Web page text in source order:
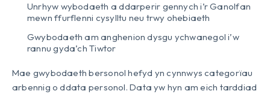
Unrhyw wybodaeth a ddarperir gennych i’r Ganolfan
mewn ffurflenni cysylltu neu trwy ohebiaeth
Gwybodaeth am anghenion dysgu ychwanegol i’w
rannu gyda’ch Tiwtor
Mae gwybodaeth bersonol hefyd yn cynnwys categorïau
arbennig o ddata personol. Data yw hyn am eich tarddiad